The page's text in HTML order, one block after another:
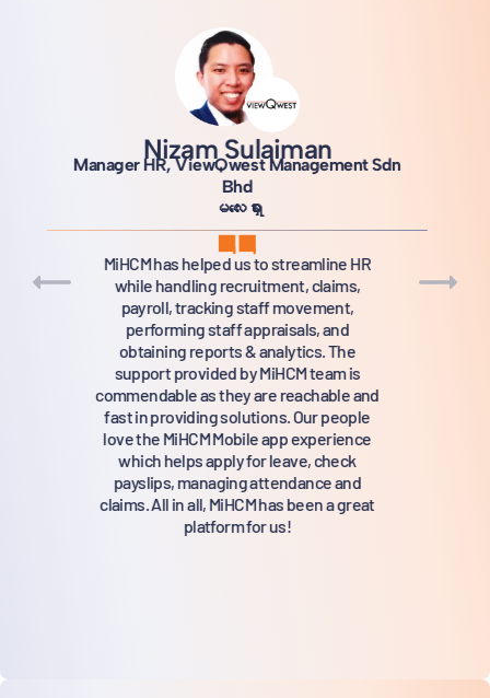
အန်နာ ချောင်
HR နည်းပညာမန်နေဂျာ၊ VDB Loi
မြန်မာ
ကျွန်ုပ်တို့အမြင်အရ ဤသည်မှာ ဖွံ့ဖြိုးဆဲ
ဈေးကွက်များတွင် သက်သေပြနိုင်သော
လုပ်ဆောင်ချက်မှတ်တမ်းရှိသည့် အကောင်းဆုံး
ကော်ပိုရိတ် HR ဖြေရှင်းချက်ဖြစ်သည်။
MiHCM အဖွဲ့သည် ပရော်ဖက်ရှင်နယ်ဆန်
ပြီး ယုံကြည်စိတ်ချရပြီး ပြည့်စုံသော ပံ့ပိုးမှု
ကို ပေးပါသည်။.